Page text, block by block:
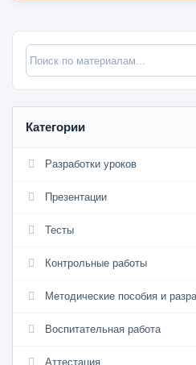
Категории
Разработки уроков
Презентации
Тесты
Контрольные работы
Методические пособия и
Воспитательная работа
Аттестация